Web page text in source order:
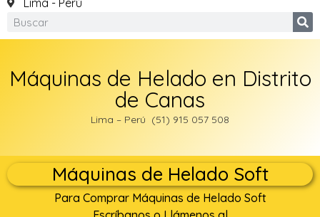
Lima - Perú
Máquinas de Helado en Distrito
de Canas‎
Lima – Perú (51) 915 057 508
Máquinas de Helado Soft
Para Comprar Máquinas de Helado Soft